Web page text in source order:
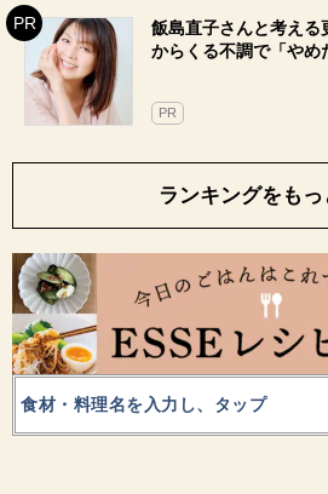
飯島直子さんと考える
からくる不調で「やめ
PR
ランキングをもっ